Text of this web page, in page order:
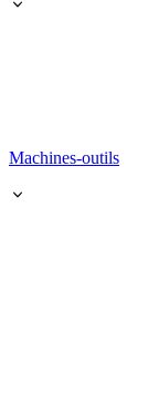
Machines-outils